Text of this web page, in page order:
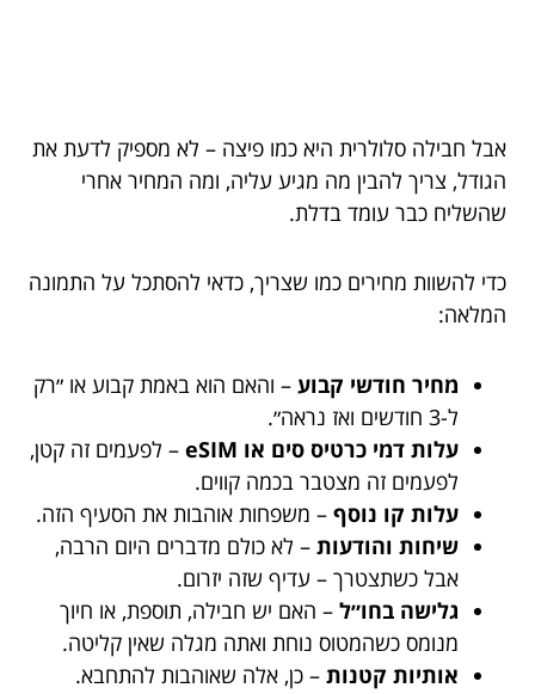
אבל חבילה סלולרית היא כמו פיצה – לא מספיק לדעת את
הגודל, צריך להבין מה מגיע עליה, ומה המחיר אחרי
שהשליח כבר עומד בדלת.
כדי להשוות מחירים כמו שצריך, כדאי להסתכל על התמונה
המלאה:
מחיר חודשי קבוע – והאם הוא באמת קבוע או ״רק
ל-3 חודשים ואז נראה״.
עלות דמי כרטיס סים או eSIM
– לפעמים זה קטן,
לפעמים זה מצטבר בכמה קווים.
עלות קו נוסף – משפחות אוהבות את הסעיף הזה.
שיחות והודעות – לא כולם מדברים היום הרבה,
אבל כשתצטרך – עדיף שזה יזרום.
גלישה בחו״ל – האם יש חבילה, תוספת, או חיוך
מנומס כשהמטוס נוחת ואתה מגלה שאין קליטה.
אותיות קטנות – כן, אלה שאוהבות להתחבא.